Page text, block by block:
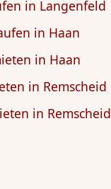
in Langenfeld
in Haan
in Haan
in Remscheid
in Remscheid